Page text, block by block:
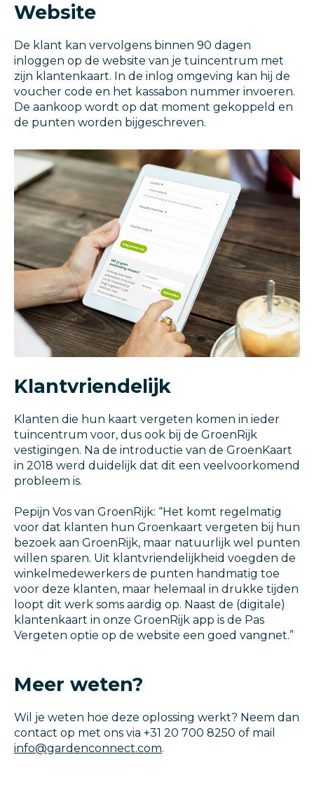
Website
De klant kan vervolgens binnen 90 dagen
inloggen op de website van je tuincentrum met
zijn klantenkaart. In de inlog omgeving kan hij de
voucher code en het kassabon nummer invoeren.
De aankoop wordt op dat moment gekoppeld en
de punten worden bijgeschreven.
Klantvriendelijk
Klanten die hun kaart vergeten komen in ieder
tuincentrum voor, dus ook bij de GroenRijk
vestigingen. Na de introductie van de GroenKaart
in 2018 werd duidelijk dat dit een veelvoorkomend
probleem is.
Pepijn Vos van GroenRijk: “Het komt regelmatig
voor dat klanten hun Groenkaart vergeten bij hun
bezoek aan GroenRijk, maar natuurlijk wel punten
willen sparen. Uit klantvriendelijkheid voegden de
winkelmedewerkers de punten handmatig toe
voor deze klanten, maar helemaal in drukke tijden
loopt dit werk soms aardig op. Naast de (digitale)
klantenkaart in onze GroenRijk app is de Pas
Vergeten optie op de website een goed vangnet.”
Meer weten?
Wil je weten hoe deze oplossing werkt? Neem dan
contact op met ons via +31 20 700 8250 of mail
info@gardenconnect.com.